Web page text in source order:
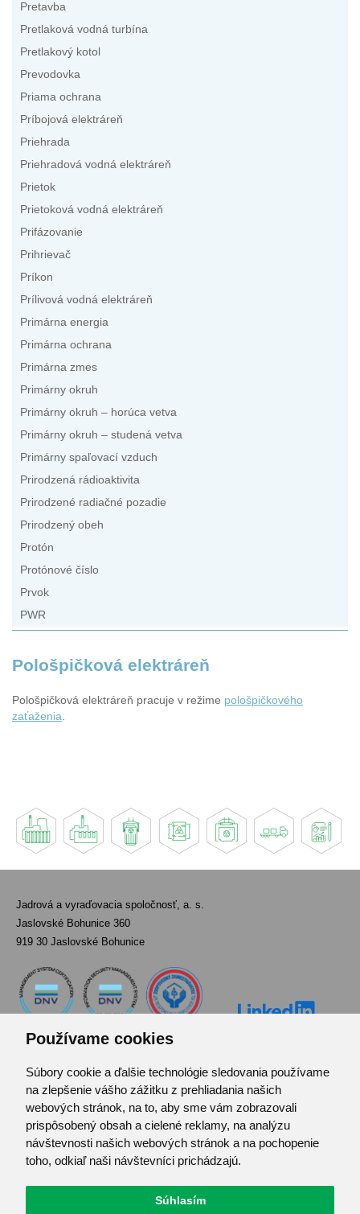
Používame cookies
Súbory cookie a ďalšie technológie sledovania používame
na zlepšenie vášho zážitku z prehliadania našich
webových stránok, na to, aby sme vám zobrazovali
prispôsobený obsah a cielené reklamy, na analýzu
návštevnosti našich webových stránok a na pochopenie
toho, odkiaľ naši návštevníci prichádzajú.
Súhlasím
Pretavba
Pretlaková vodná turbína
Pretlakový kotol
Prevodovka
Priama ochrana
Príbojová elektráreň
Priehrada
Priehradová vodná elektráreň
Prietok
Prietoková vodná elektráreň
Prifázovanie
Prihrievač
Príkon
Prílivová vodná elektráreň
Primárna energia
Primárna ochrana
Primárna zmes
Primárny okruh
Primárny okruh – horúca vetva
Primárny okruh – studená vetva
Primárny spaľovací vzduch
Prirodzená rádioaktivita
Prirodzené radiačné pozadie
Prirodzený obeh
Protón
Protónové číslo
Prvok
PWR
Pološpičková elektráreň
Pološpičková elektráreň pracuje v režime pološpičkového
zaťaženia
Jadrová a vyraďovacia spoločnosť, a. s.
Jaslovské Bohunice 360
919 30 Jaslovské Bohunice
Kontakt
Pozvánka do infocentra
Zoznam použitých skratiek
Mapa stránok
RSS
Centrum predvolieb cookies